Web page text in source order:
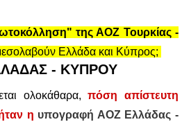
της ΑΟΖ Τουρκίας -
Ελλάδα και Κύπρος;
- ΚΥΠΡΟΥ
ολοκάθαρα,πόση απίστευτη
η υπογραφή ΑΟΖ Ελλάδας -